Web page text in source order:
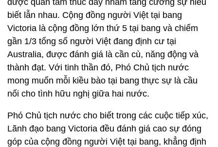
được quan tâm thúc đẩy nhằm tăng cường sự hiểu
biết lẫn nhau. Cộng đồng người Việt tại bang
Victoria là cộng đồng lớn thứ 5 tại bang và chiếm
gần 1/3 tổng số người Việt đang định cư tại
Australia, được đánh giá là cần cù, năng động và
thành đạt. Với tinh thần đó, Phó Chủ tịch nước
mong muốn mỗi kiều bào tại bang thực sự là cầu
nối cho tình hữu nghị giữa hai nước.
Phó Chủ tịch nước cho biết trong các cuộc tiếp xúc,
Lãnh đạo bang Victoria đều đánh giá cao sự đóng
góp của cộng đồng người Việt tại bang, khẳng định